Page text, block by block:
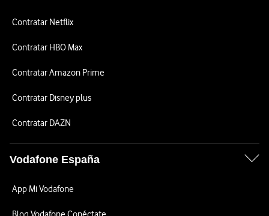
Contratar Netflix
Contratar HBO Max
Contratar Amazon Prime
Contratar Disney plus
Contratar DAZN
Vodafone España
App Mi Vodafone